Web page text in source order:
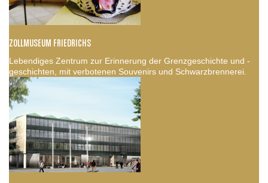
ZOLLMUSEUM FRIEDRICHS
Lebendiges Zentrum zur Erinnerung der Grenzgeschichte und -
geschichten, mit verbotenen Souvenirs und Schwarzbrennerei.